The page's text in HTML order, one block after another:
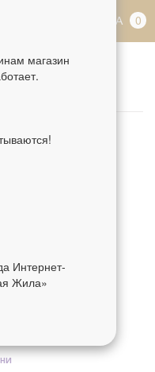
КОРЗИНА 0
серебряные
магазин
Интернет-
Жила»